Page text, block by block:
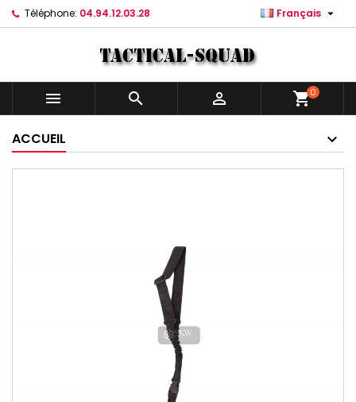
Téléphone: 04.94.12.03.28 Français 
   shopping_cart0
ACCUEIL